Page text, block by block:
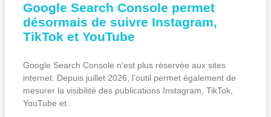
Google Search Console permet
désormais de suivre Instagram,
TikTok et YouTube
Google Search Console n’est plus réservée aux sites
internet. Depuis juillet 2026, l’outil permet également de
mesurer la visibilité des publications Instagram, TikTok,
YouTube et